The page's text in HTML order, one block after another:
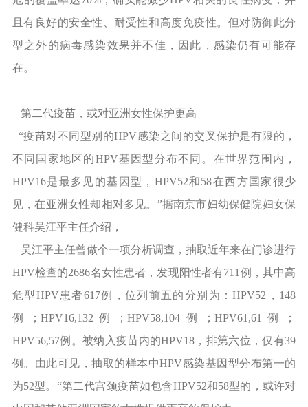
且有良好的安全性、耐受性和高度免疫性。但对防御此分
型之外的病毒感染效果并不佳，因此，感染仍有可能存
在。
第二代疫苗，或对亚洲女性保护更高
“疫苗对不同型别的HPV感染之间的交叉保护是有限的，
不同国家地区的HPV基因型分布不同。在世界范围内，
HPV16是最多见的基因型，HPV52和58在西方国家很少
见，在亚洲女性却相对多见。”据南京市妇幼保健院妇女保
健科吴江平主任介绍，
吴江平主任曾做个一项分析调查，抽取近年来在门诊进行
HPV检查的2686名女性患者，发现阳性者有711例，其中高
危型HPV患者617例，位列前五的分别为：HPV52，148
例；HPV16,132例；HPV58,104例；HPV61,61例；
HPV56,57例。被纳入疫苗内的HPV18，排第六位，仅有39
例。由此可见，抽取的样本中HPV感染基因型分布第一的
为52型。“第二代宫颈疫苗如包含HPV52和58型的，或许对